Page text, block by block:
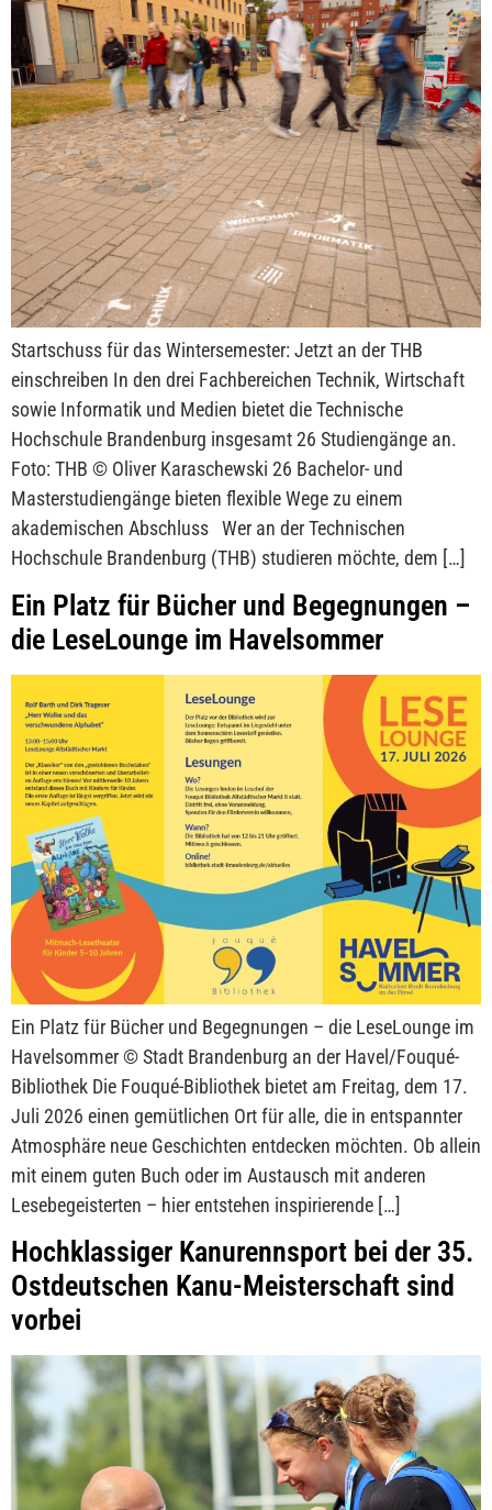
Startschuss für das Wintersemester: Jetzt an der THB
einschreiben In den drei Fachbereichen Technik, Wirtschaft
sowie Informatik und Medien bietet die Technische
Hochschule Brandenburg insgesamt 26 Studiengänge an.
Foto: THB © Oliver Karaschewski 26 Bachelor- und
Masterstudiengänge bieten flexible Wege zu einem
akademischen Abschluss Wer an der Technischen
Hochschule Brandenburg (THB) studieren möchte, dem […]
Ein Platz für Bücher und Begegnungen –
die LeseLounge im Havelsommer
Ein Platz für Bücher und Begegnungen – die LeseLounge im
Havelsommer © Stadt Brandenburg an der Havel/Fouqué-
Bibliothek Die Fouqué-Bibliothek bietet am Freitag, dem 17.
Juli 2026 einen gemütlichen Ort für alle, die in entspannter
Atmosphäre neue Geschichten entdecken möchten. Ob allein
mit einem guten Buch oder im Austausch mit anderen
Lesebegeisterten – hier entstehen inspirierende […]
Hochklassiger Kanurennsport bei der 35.
Ostdeutschen Kanu-Meisterschaft sind
vorbei